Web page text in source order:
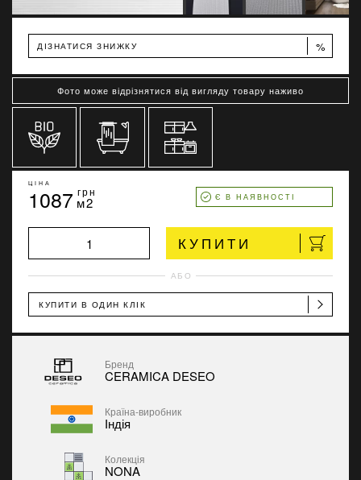
ДІЗНАТИСЯ ЗНИЖКУ %
Фото може відрізнятися від вигляду товару наживо
ЦІНА
1087 грн
м2 Є В НАЯВНОСТІ
КУПИТИ
АБО
КУПИТИ В ОДИН КЛІК
Бренд
CERAMICA DESEO
Країна-виробник
Індія
Колекція
NONA